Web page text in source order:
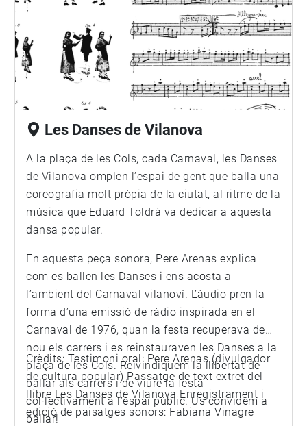
Les Danses de Vilanova
A la plaça de les Cols, cada Carnaval, les Danses
de Vilanova omplen l’espai de gent que balla una
coreografia molt pròpia de la ciutat, al ritme de la
música que Eduard Toldrà va dedicar a aquesta
dansa popular.
En aquesta peça sonora, Pere Arenas explica
com es ballen les Danses i ens acosta a
l’ambient del Carnaval vilanoví. L’àudio pren la
forma d’una emissió de ràdio inspirada en el
Carnaval de 1976, quan la festa recuperava de
nou els carrers i es reinstauraven les Danses a la
plaça de les Cols. Reivindiquem la llibertat de
ballar als carrers i de viure la festa
col·lectivament a l’espai públic. Us convidem a
ballar!
Crèdits: Testimoni oral: Pere Arenas (divulgador
de cultura popular) Passatge de text extret del
llibre Les Danses de Vilanova Enregistrament i
edició de paisatges sonors: Fabiana Vinagre